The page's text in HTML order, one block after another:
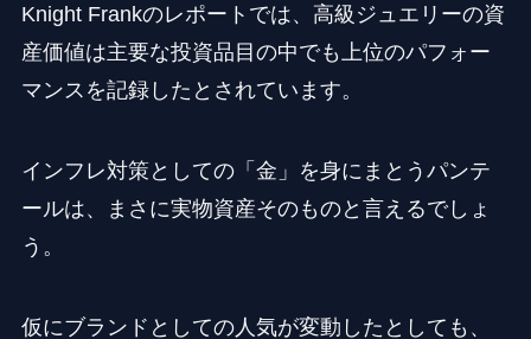
Knight Frankのレポートでは、高級ジュエリーの資
産価値は主要な投資品目の中でも上位のパフォー
マンスを記録したとされています。
インフレ対策としての「金」を身にまとうパンテ
ールは、まさに実物資産そのものと言えるでしょ
う。
仮にブランドとしての人気が変動したとしても、